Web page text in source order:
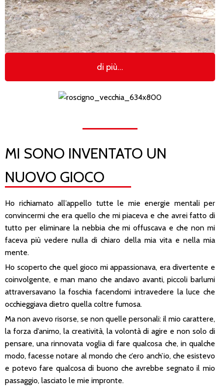
di più...
MI SONO INVENTATO UN
NUOVO GIOCO
Ho richiamato all’appello tutte le mie energie mentali per
convincermi che era quello che mi piaceva e che avrei fatto di
tutto per eliminare la nebbia che mi offuscava e che non mi
faceva più vedere nulla di chiaro della mia vita e nella mia
mente.
Ho scoperto che quel gioco mi appassionava, era divertente e
coinvolgente, e man mano che andavo avanti, piccoli barlumi
attraversavano la foschia facendomi intravedere la luce che
occhieggiava dietro quella coltre fumosa.
Ma non avevo risorse, se non quelle personali: il mio carattere,
la forza d’animo, la creatività, la volontà di agire e non solo di
pensare, una rinnovata voglia di fare qualcosa che, in qualche
modo, facesse notare al mondo che c’ero anch’io, che esistevo
e potevo fare qualcosa di buono che avrebbe segnato il mio
passaggio, lasciato le mie impronte.